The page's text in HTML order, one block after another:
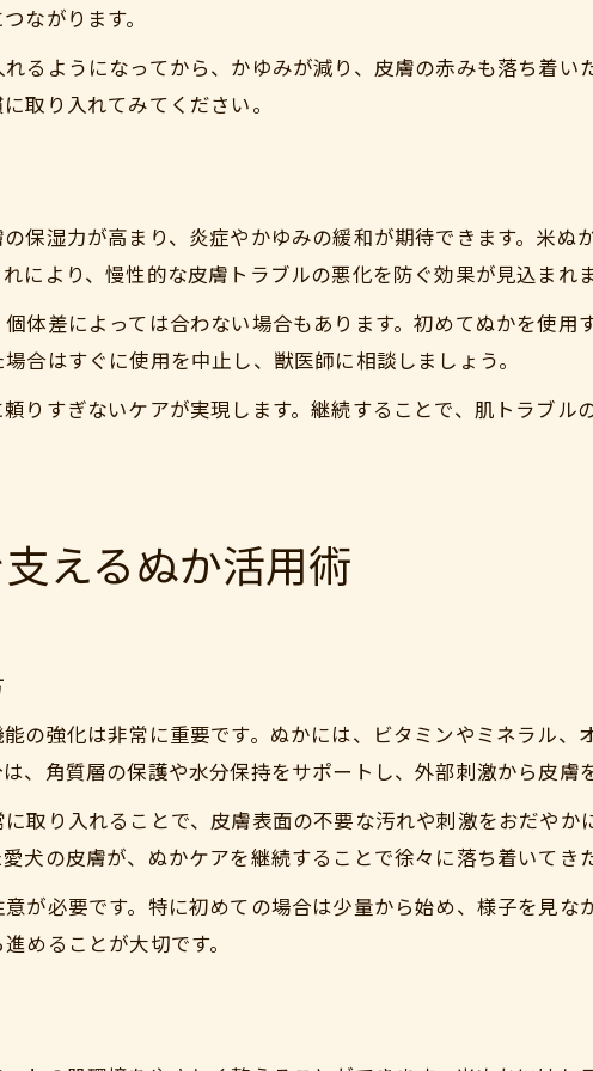
ながります。
るようになってから、かゆみが減り、皮膚の赤みも落ち着い
取り入れてみてください。
保湿力が高まり、炎症やかゆみの緩和が期待できます。米ぬ
により、慢性的な皮膚トラブルの悪化を防ぐ効果が見込まれま
体差によっては合わない場合もあります。初めてぬかを使用
合はすぐに使用を中止し、獣医師に相談しましょう。
りすぎないケアが実現します。継続することで、肌トラブル
えるぬか活用術
の強化は非常に重要です。ぬかには、ビタミンやミネラル、
、角質層の保護や水分保持をサポートし、外部刺激から皮膚
取り入れることで、皮膚表面の不要な汚れや刺激をおだやか
犬の皮膚が、ぬかケアを継続することで徐々に落ち着いてき
が必要です。特に初めての場合は少量から始め、様子を見な
めることが大切です。